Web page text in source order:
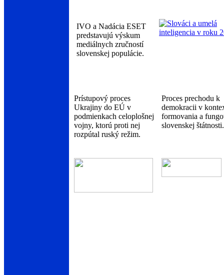
IVO a Nadácia ESET
predstavujú výskum
mediálnych zručností
slovenskej populácie.
Prístupový proces
Ukrajiny do EÚ v
podmienkach celoplošnej
vojny, ktorú proti nej
rozpútal ruský režim.
Proces prechodu k
demokracii v
formovania a
slovenskej štátnosti.